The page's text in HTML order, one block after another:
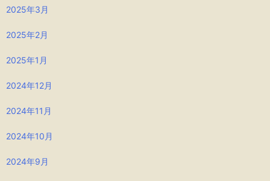
2025年3月
2025年2月
2025年1月
2024年12月
2024年11月
2024年10月
2024年9月